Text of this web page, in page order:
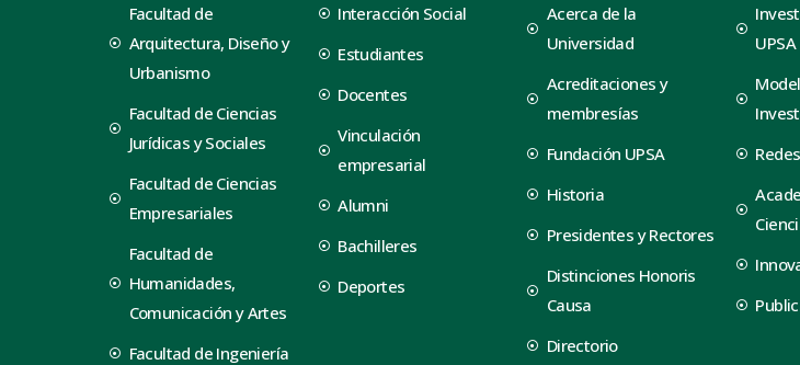
Facultad de
Arquitectura, Diseño y
Urbanismo
Facultad de Ciencias
Jurídicas y Sociales
Facultad de Ciencias
Empresariales
Facultad de
Humanidades,
Comunicación y Artes
Facultad de Ingeniería
Interacción Social
Estudiantes
Docentes
Vinculación
empresarial
Alumni
Bachilleres
Deportes
Acerca de la
Universidad
Acreditaciones y
membresías
Fundación UPSA
Historia
Presidentes y Rectores
Distinciones Honoris
Causa
Directorio
UPSA